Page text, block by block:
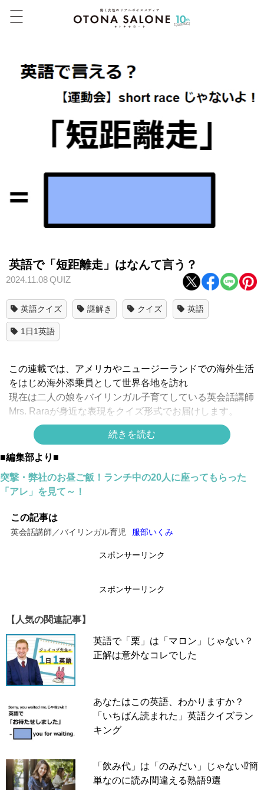
英語で「短距離走」はなんて言う？
2024.11.08QUIZ
英語クイズ 謎解き クイズ 英語
1日1英語
この連載では、アメリカやニュージーランドでの海外生活
をはじめ海外添乗員として世界各地を訪れ
現在は二人の娘をバイリンガル子育てしている英会話講師
Mrs. Raraが身近な表現をクイズ形式でお届けします。
「短距離走」って英語で言えますか？
正解は
↓
↓
↓
スポンサーリンク
「スプリンター」 という言葉を聞いたことがあるかと思
います。短距離がとても速い人のことですね。スプリンタ
続きを読む
■編集部より■
突撃・弊社のお昼ご飯！ランチ中の20人に座ってもらった
「アレ」を見て～！
この記事は
英会話講師／バイリンガル育児 服部いくみ
スポンサーリンク
スポンサーリンク
【人気の関連記事】
英語で「栗」は「マロン」じゃない？
正解は意外なコレでした
あなたはこの英語、わかりますか？
「いちばん読まれた」英語クイズラン
キング
「飲み代」は「のみだい」じゃない⁉簡
単なのに読み間違える熟語9選